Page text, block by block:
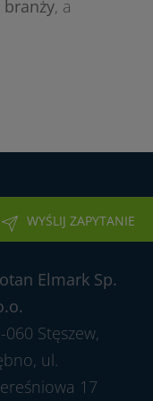
, a
WYŚLIJ ZAPYTANIE
Elmark Sp.
060 Stęszew,
ul.
17